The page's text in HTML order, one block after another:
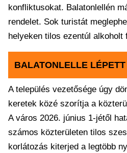
konfliktusokat. Balatonlellén
rendelet. Sok turistát
helyeken tilos ezentúl alkoholt
BALATONLELLE LÉPETT
A település vezetősége úgy
keretek közé szorítja a
A város 2026. június 1-jétől
számos közterületen tilos
korlátozás kiterjed a legtöbb